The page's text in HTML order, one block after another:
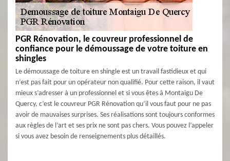
PGR Rénovation, le couvreur professionnel de
confiance pour le démoussage de votre toiture en
shingles
Le démoussage de toiture en shingle est un travail fastidieux et qui
n’est pas fait pour un opérateur non qualifié. Pour cette raison, il vaut
mieux s’adresser à un professionnel et si vous êtes à Montaigu De
Quercy, c’est le couvreur PGR Rénovation qu’il vous faut pour ne pas
avoir de mauvaises surprises. Ses réalisations sont toujours conformes
aux règles de l’art et ses prix ne sont pas chers. Vous pouvez l’appeler
si vous avez besoin de renseignements plus détaillés.